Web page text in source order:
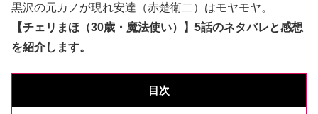
黒沢の元カノが現れ安達（赤楚衛二）はモヤモヤ。
【チェリまほ（30歳・魔法使い）】5話のネタバレと感想
を紹介します。
目次